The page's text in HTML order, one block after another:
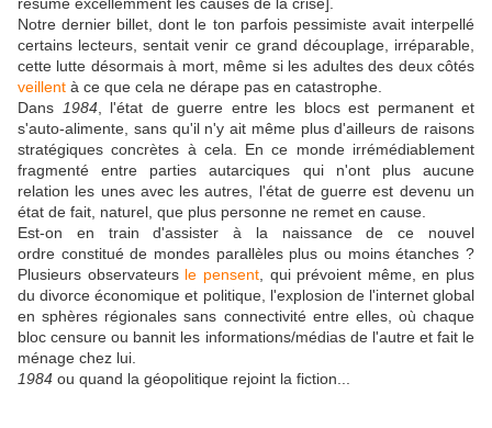
Notre dernier billet, dont le ton parfois pessimiste avait interpellé
certains lecteurs, sentait venir ce grand découplage, irréparable,
cette lutte désormais à mort, même si les adultes des deux côtés
veillent à ce que cela ne dérape pas en catastrophe.
Dans
1984, l'état de guerre entre les blocs est permanent et
s'auto-alimente, sans qu'il n'y ait même plus d'ailleurs de raisons
stratégiques concrètes à cela. En ce monde irrémédiablement
fragmenté entre parties autarciques qui n'ont plus aucune
relation les unes avec les autres, l'état de guerre est devenu un
état de fait, naturel, que plus personne ne remet en cause.
Est-on en train d'assister à la naissance de ce nouvel
ordre constitué de mondes parallèles plus ou moins étanches ?
Plusieurs observateurs le pensent, qui prévoient même, en plus
du divorce économique et politique, l'explosion de l'internet global
en sphères régionales sans connectivité entre elles, où chaque
bloc censure ou bannit les informations/médias de l'autre et fait le
ménage chez lui.
1984 ou quand la géopolitique rejoint la fiction...